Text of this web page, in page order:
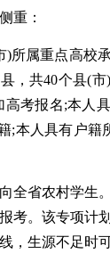
重：
)所属重点高校
，共40个县(市
考报名;本人
;本人具有户籍
全省农村学生
考。该专项计
，生源不足时